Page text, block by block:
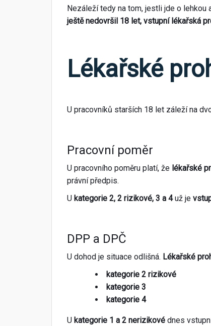
Nezáleží tedy na tom, jestli jde o lehkou
ještě nedovršil 18 let, vstupní lékařská
Lékařské
U pracovníků starších 18 let záleží na
Pracovní poměr
U pracovního poměru platí, že lékařské
právní předpis.
U kategorie 2, 2 rizikové, 3 a 4už je
DPP a DPČ
U dohod je situace odlišná. Lékařské
kategorie 2 rizikové
kategorie 3
kategorie 4
U kategorie 1 a 2 nerizikové dnes